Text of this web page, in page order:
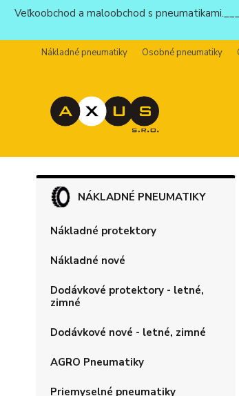
Veľkoobchod a maloobchod s
Nákladné pneumatiky Osobné pneumatiky
NÁKLADNÉ PNEUMATIKY
Nákladné protektory
Nákladné nové
Dodávkové protektory - letné,
zimné
Dodávkové nové - letné, zimné
AGRO Pneumatiky
Priemyselné pneumatiky